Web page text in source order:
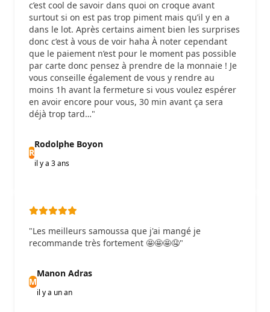
c’est cool de savoir dans quoi on croque avant
surtout si on est pas trop piment mais qu’il y en a
dans le lot. Après certains aiment bien les surprises
donc c’est à vous de voir haha À noter cependant
que le paiement n’est pour le moment pas possible
par carte donc pensez à prendre de la monnaie ! Je
vous conseille également de vous y rendre au
moins 1h avant la fermeture si vous voulez espérer
en avoir encore pour vous, 30 min avant ça sera
déjà trop tard…"
R
Rodolphe Boyon
il y a 3 ans
"Les meilleurs samoussa que j'ai mangé je
recommande très fortement 🤩🤩🤩🤤"
M
Manon Adras
il y a un an